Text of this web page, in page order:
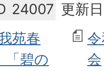
24007 更新
苑春
「碧の
会